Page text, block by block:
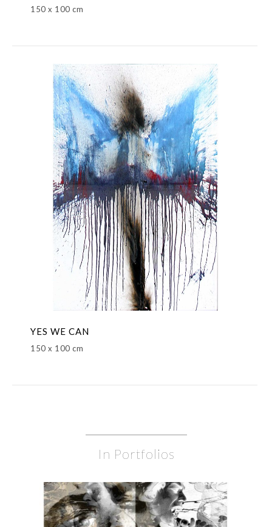
150 x 100 cm
YES WE CAN
150 x 100 cm
In Portfolios